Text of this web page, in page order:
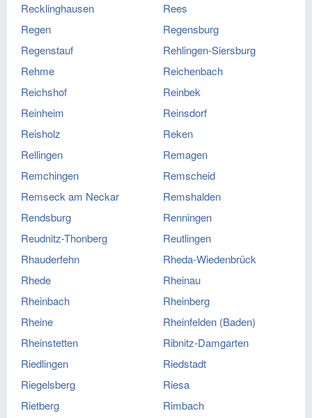
Recklinghausen
Rees
Regen
Regensburg
Regenstauf
Rehlingen-Siersburg
Rehme
Reichenbach
Reichshof
Reinbek
Reinheim
Reinsdorf
Reisholz
Reken
Rellingen
Remagen
Remchingen
Remscheid
Remseck am Neckar
Remshalden
Rendsburg
Renningen
Reudnitz-Thonberg
Reutlingen
Rhauderfehn
Rheda-Wiedenbrück
Rhede
Rheinau
Rheinbach
Rheinberg
Rheine
Rheinfelden (Baden)
Rheinstetten
Ribnitz-Damgarten
Riedlingen
Riedstadt
Riegelsberg
Riesa
Rietberg
Rimbach